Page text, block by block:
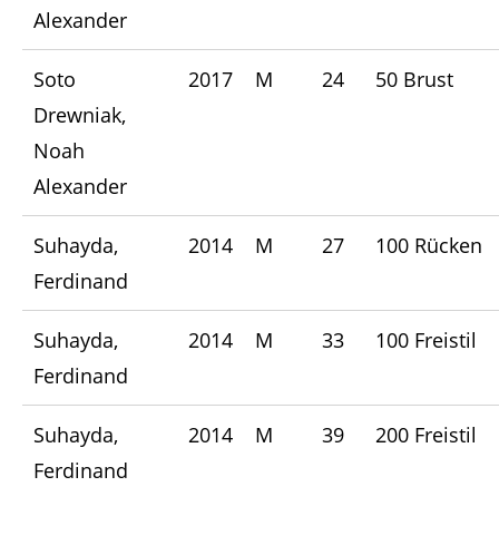
Alexander
Soto
Drewniak,
Noah
Alexander
2017 M 24 50 Brust
Suhayda,
Ferdinand
2014 M 27 100 Rücken
Suhayda,
Ferdinand
2014 M 33 100 Freistil
Suhayda,
Ferdinand
2014 M 39 200 Freistil